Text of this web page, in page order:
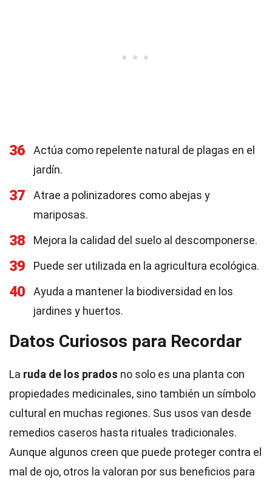
36
Actúa como repelente natural de plagas en el
jardín.
37
Atrae a polinizadores como abejas y
mariposas.
38 Mejora la calidad del suelo al descomponerse.
39 Puede ser utilizada en la agricultura ecológica.
40
Ayuda a mantener la biodiversidad en los
jardines y huertos.
Datos Curiosos para Recordar
La ruda de los prados no solo es una planta con
propiedades medicinales, sino también un símbolo
cultural en muchas regiones. Sus usos van desde
remedios caseros hasta rituales tradicionales.
Aunque algunos creen que puede proteger contra el
mal de ojo, otros la valoran por sus beneficios para